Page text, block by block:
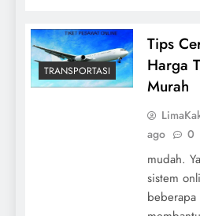
TRANSPORTASI
Tips
Harga
Murah
ago
0
mudah.
sistem